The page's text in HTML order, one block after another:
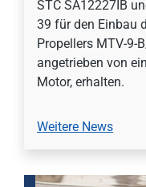
STC SA12227IB
39 für den Einbau
Propellers MTV-9-
angetrieben von
Motor, erhalten.
Weitere News